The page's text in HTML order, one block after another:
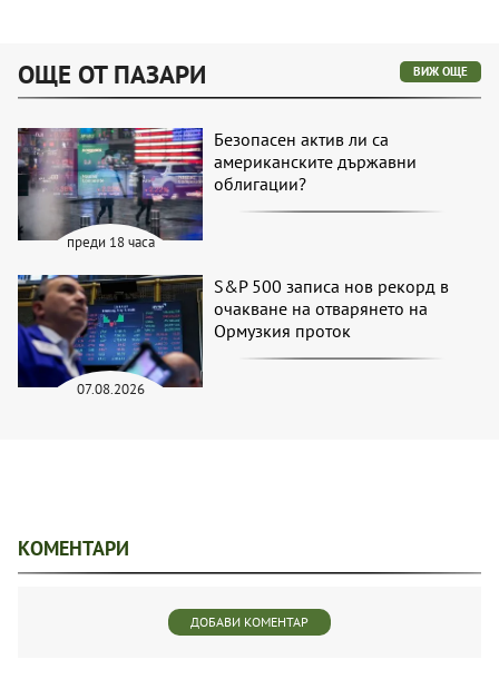
ОЩЕ ОТ ПАЗАРИ ВИЖ ОЩЕ
преди 18 часа
Безопасен актив ли са
американските държавни
облигации?
07.08.2026
S&P 500 записа нов рекорд в
очакване на отварянето на
Ормузкия проток
КОМЕНТАРИ
ДОБАВИ КОМЕНТАР